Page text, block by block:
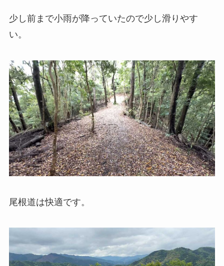
少し前まで小雨が降っていたので少し滑りやす
い。
尾根道は快適です。